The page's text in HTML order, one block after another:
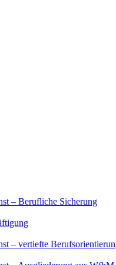
– Berufliche Sicherung
– vertiefte